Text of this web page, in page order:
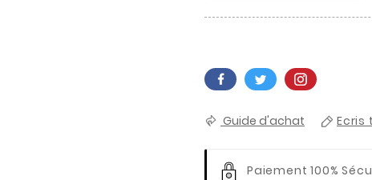
Guide d'achat Ecris
Paiement 100%